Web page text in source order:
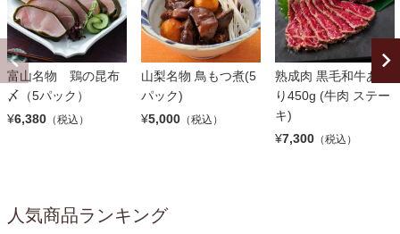
富山名物 鶏の昆布
〆（5パック）
¥6,380 （税込）
山梨名物 鳥もつ煮(5
パック)
¥5,000 （税込）
熟成肉 黒毛和牛あぶ
り450g (牛肉 ステー
キ)
¥7,300 （税込）
人気商品ランキング